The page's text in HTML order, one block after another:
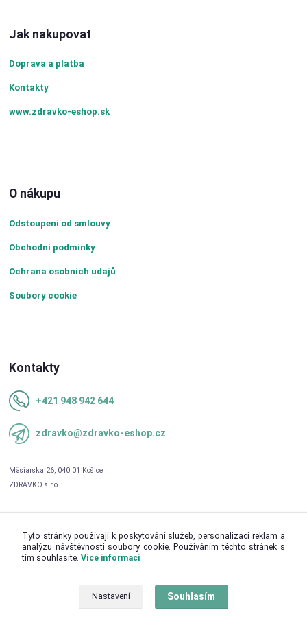
Jak nakupovat
Doprava a platba
Kontakty
www.zdravko-eshop.sk
O nákupu
Odstoupení od smlouvy
Obchodní podmínky
Ochrana osobních udajů
Soubory cookie
Kontakty
+421 948 942 644
zdravko@zdravko-eshop.cz
Upravit sběr cookies.
Tyto stránky používají k poskytování služeb, personalizaci reklam a
analýzu návštěvnosti soubory cookie. Používáním těchto stránek s
tím souhlasíte. Více informací
Nastavení Souhlasím